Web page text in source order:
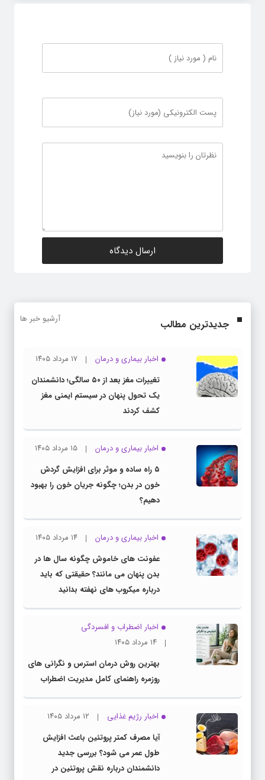
جدیدترین مطالب آرشیو خبر ها
اخبار بیماری و درمان
۱۷ مرداد ۱۴۰۵
تغییرات مغز بعد از ۵۰ سالگی؛ دانشمندان
یک تحول پنهان در سیستم ایمنی مغز
کشف کردند
اخبار بیماری و درمان
۱۵ مرداد ۱۴۰۵
۵ راه ساده و موثر برای افزایش گردش
خون در بدن؛ چگونه جریان خون را بهبود
دهیم؟
اخبار بیماری و درمان
۱۴ مرداد ۱۴۰۵
عفونت های خاموش چگونه سال ها در
بدن پنهان می مانند؟ حقیقتی که باید
درباره میکروب های نهفته بدانید
اخبار اضطراب و افسردگی
۱۴ مرداد ۱۴۰۵
بهترین روش درمان استرس و نگرانی های
روزمره راهنمای کامل مدیریت اضطراب
اخبار رژیم غذایی
۱۲ مرداد ۱۴۰۵
آیا مصرف کمتر پروتئین باعث افزایش
طول عمر می شود؟ بررسی جدید
دانشمندان درباره نقش پروتئین در